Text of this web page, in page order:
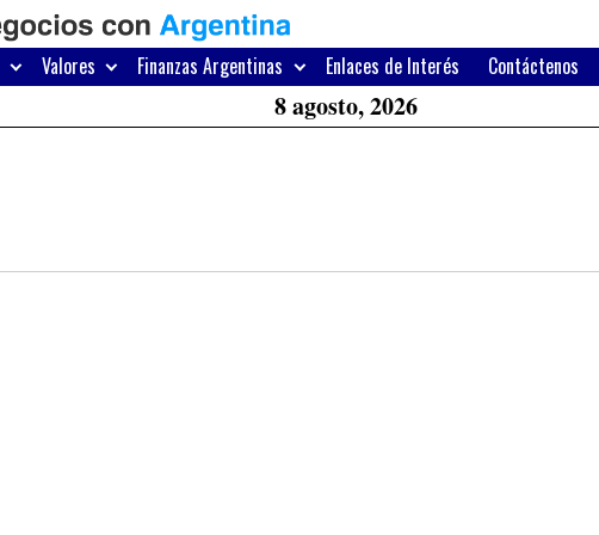
Valores Finanzas Argentinas Enlaces de Interés Contáctenos
8 agosto, 2026